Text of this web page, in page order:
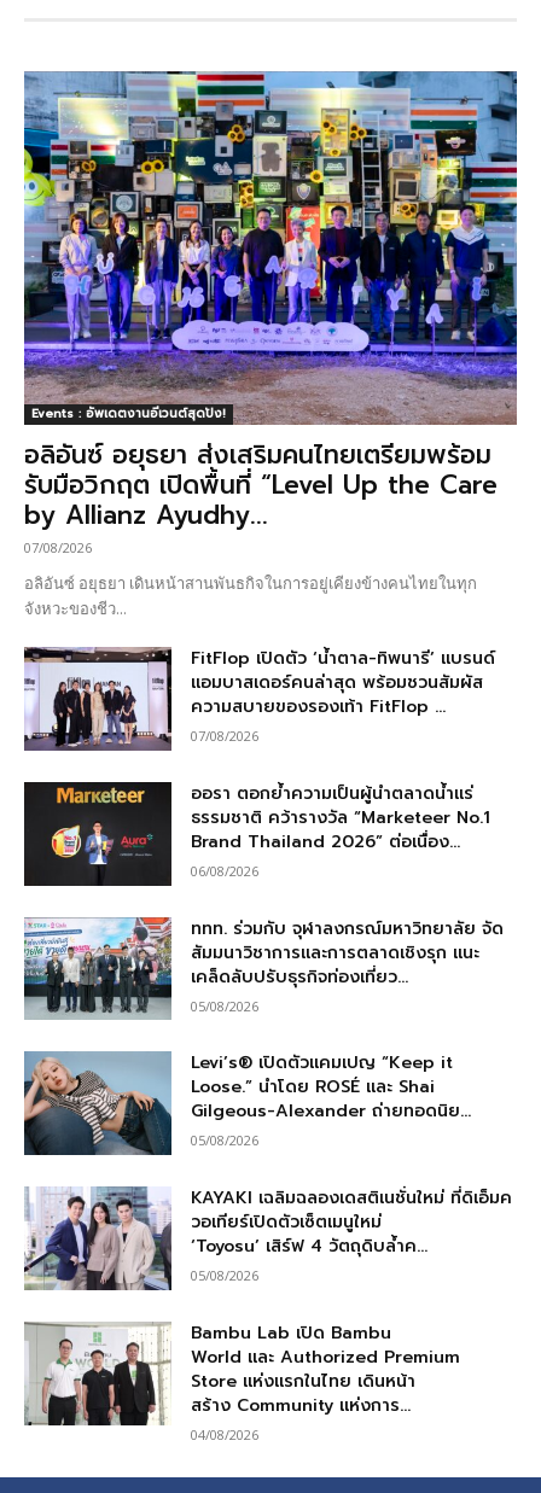
Events : อัพเดตงานอีเวนต์สุดปัง!
อลิอันซ์ อยุธยา ส่งเสริมคนไทยเตรียมพร้อม
รับมือวิกฤต เปิดพื้นที่ “Level Up the Care
by Allianz Ayudhy...
07/08/2026
อลิอันซ์ อยุธยา เดินหน้าสานพันธกิจในการอยู่เคียงข้างคนไทยในทุก
จังหวะของชีว...
FitFlop เปิดตัว ‘น้ำตาล-ทิพนารี’ แบรนด์
แอมบาสเดอร์คนล่าสุด พร้อมชวนสัมผัส
ความสบายของรองเท้า FitFlop ...
07/08/2026
ออรา ตอกย้ำความเป็นผู้นำตลาดน้ำแร่
ธรรมชาติ คว้ารางวัล “Marketeer No.1
Brand Thailand 2026” ต่อเนื่อง...
06/08/2026
ททท. ร่วมกับ จุฬาลงกรณ์มหาวิทยาลัย จัด
สัมมนาวิชาการและการตลาดเชิงรุก แนะ
เคล็ดลับปรับธุรกิจท่องเที่ยว...
05/08/2026
Levi’s® เปิดตัวแคมเปญ “Keep it
Loose.” นำโดย ROSÉ และ Shai
Gilgeous-Alexander ถ่ายทอดนิย...
05/08/2026
KAYAKI เฉลิมฉลองเดสติเนชั่นใหม่ ที่ดิเอ็มค
วอเทียร์เปิดตัวเซ็ตเมนูใหม่
‘Toyosu’ เสิร์ฟ 4 วัตถุดิบล้ำค...
05/08/2026
Bambu Lab เปิด Bambu
World และ Authorized Premium
Store แห่งแรกในไทย เดินหน้า
สร้าง Community แห่งการ...
04/08/2026